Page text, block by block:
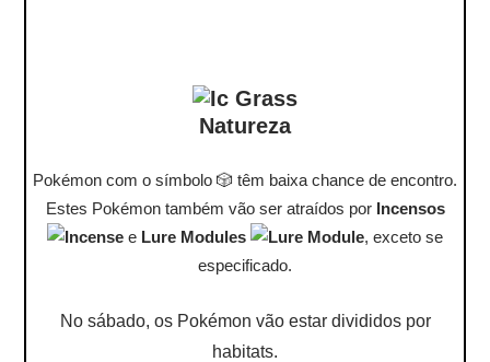
Natureza
Pokémon com o símbolo 🎲 têm baixa chance de encontro.
Estes Pokémon também vão ser atraídos por Incensos
e Lure Modules
, exceto se
especificado.
No sábado, os Pokémon vão estar divididos por
habitats.